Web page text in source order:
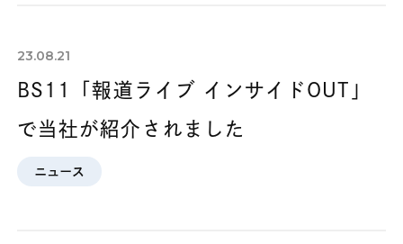
23.08.21
BS11「報道ライブ インサイドOUT」
で当社が紹介されました
ニュース